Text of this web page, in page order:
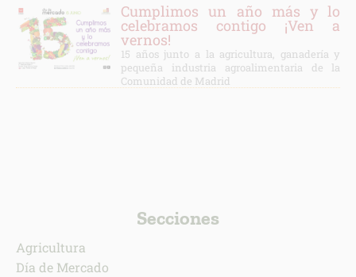
Cumplimos un año más y lo
celebramos contigo ¡Ven a
vernos!
15 años junto a la agricultura, ganadería y
pequeña industria agroalimentaria de la
Comunidad de Madrid
Secciones
Agricultura
Día de Mercado